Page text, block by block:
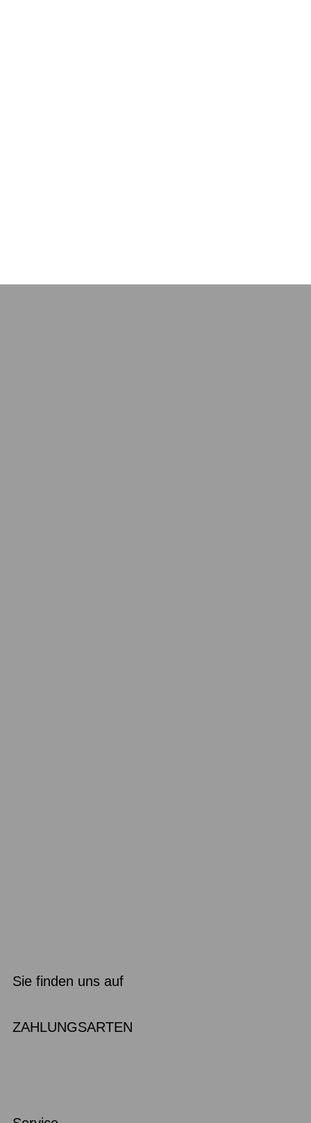
Sie finden uns auf
ZAHLUNGSARTEN